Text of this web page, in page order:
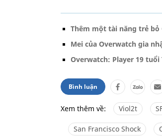
Thêm một tài năng trẻ bỏ
Mei của Overwatch gia
Overwatch: Player 19
Bình luận
Xem thêm về: Viol2t
San Francisco Shock